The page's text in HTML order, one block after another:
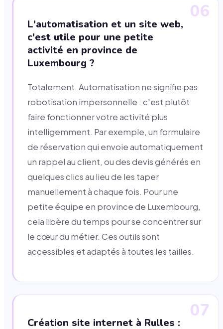
06
L'automatisation et un site web,
c'est utile pour une petite
activité en province de
Luxembourg ?
Totalement. Automatisation ne signifie pas
robotisation impersonnelle : c'est plutôt
faire fonctionner votre activité plus
intelligemment. Par exemple, un formulaire
de réservation qui envoie automatiquement
un rappel au client, ou des devis générés en
quelques clics au lieu de les taper
manuellement à chaque fois. Pour une
petite équipe en province de Luxembourg,
cela libère du temps pour se concentrer sur
le cœur du métier. Ces outils sont
accessibles et adaptés à toutes les tailles.
07
Création site internet à Rulles :